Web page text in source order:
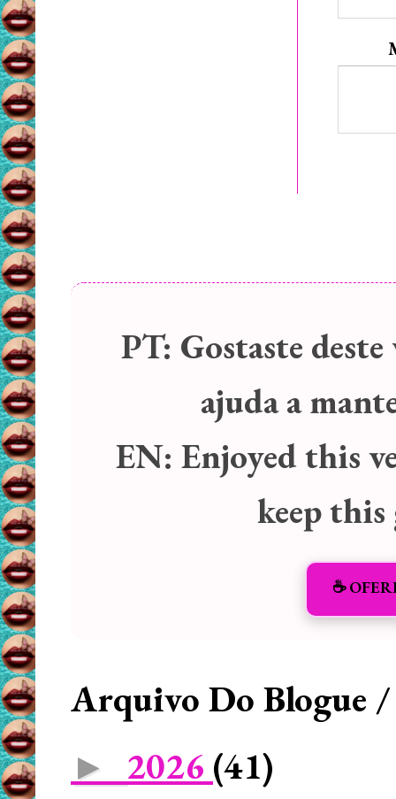
PT: Gostaste
ajuda a
EN: Enjoyed this
keep
☕️
Arquivo Do Blogue
► 2026 (41)